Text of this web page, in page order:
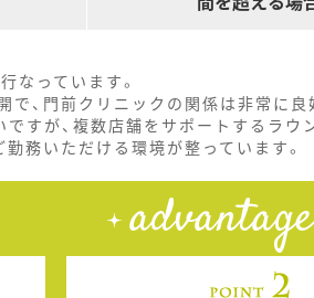
なっています。
、門前クリニックの関係は非常に良
すが、複数店舗をサポートするラウ
務いただける環境が整っています。
advantage